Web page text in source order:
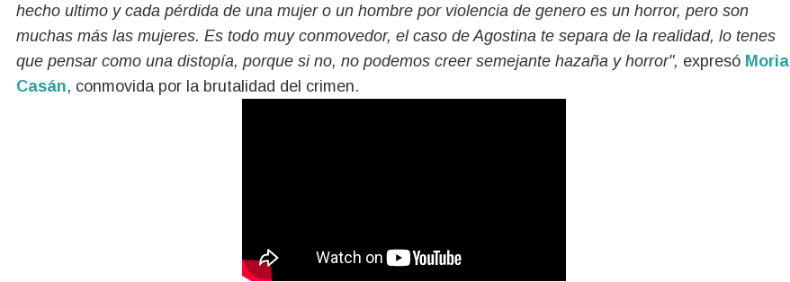
hecho ultimo y cada pérdida de una mujer o un hombre por violencia de genero es un horror, pero son
muchas más las mujeres. Es todo muy conmovedor, el caso de Agostina te separa de la realidad, lo tenes
que pensar como una distopía, porque si no, no podemos creer semejante hazaña y horror", expresó Moria
Casán, conmovida por la brutalidad del crimen.